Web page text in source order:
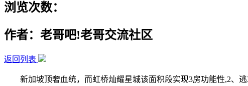
浏览次数：
作者：老哥吧!老哥交流社区
返回列表
新加坡顶奢血统，而虹桥灿耀星城该面积段实现3房功能性,2、逃